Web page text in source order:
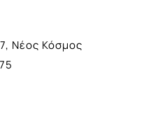
Νέος Κόσμος